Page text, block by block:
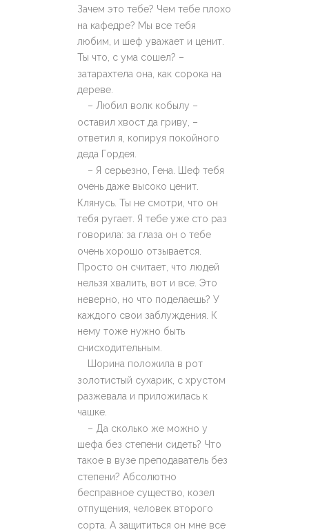
Зачем это тебе? Чем тебе плохо
на кафедре? Мы все тебя
любим, и шеф уважает и ценит.
Ты что, с ума сошел? –
затарахтела она, как сорока на
дереве.
– Любил волк кобылу –
оставил хвост да гриву, –
ответил я, копируя покойного
деда Гордея.
– Я серьезно, Гена. Шеф тебя
очень даже высоко ценит.
Клянусь. Ты не смотри, что он
тебя ругает. Я тебе уже сто раз
говорила: за глаза он о тебе
очень хорошо отзывается.
Просто он считает, что людей
нельзя хвалить, вот и все. Это
неверно, но что поделаешь? У
каждого свои заблуждения. К
нему тоже нужно быть
снисходительным.
Шорина положила в рот
золотистый сухарик, с хрустом
разжевала и приложилась к
чашке.
– Да сколько же можно у
шефа без степени сидеть? Что
такое в вузе преподаватель без
степени? Абсолютно
бесправное существо, козел
отпущения, человек второго
сорта. А защититься он мне все